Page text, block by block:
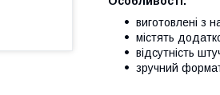
виготовлені з
містять
відсутність
зручний